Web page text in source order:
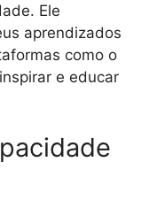
Ele
aprendizados
como o
e educar